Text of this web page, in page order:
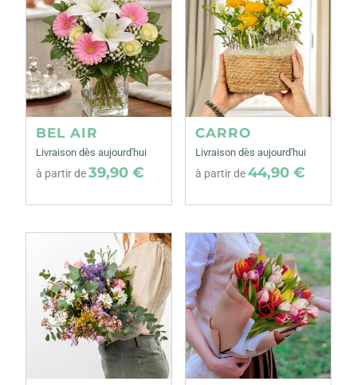
BEL AIR
Livraison dès aujourd'hui
à partir de39,90 €
CARRO
Livraison dès aujourd'hui
à partir de44,90 €